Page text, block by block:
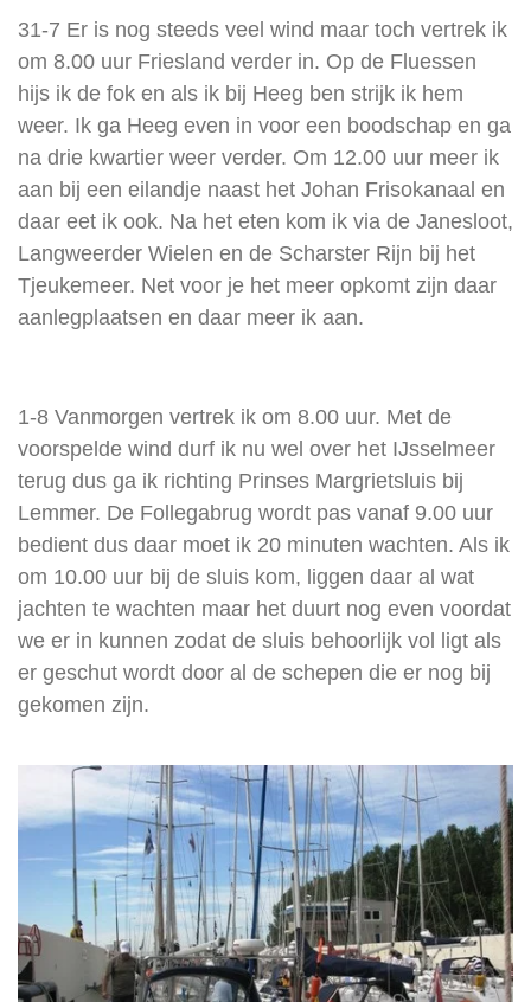
31-7 Er is nog steeds veel wind maar toch vertrek ik
om 8.00 uur Friesland verder in. Op de Fluessen
hijs ik de fok en als ik bij Heeg ben strijk ik hem
weer. Ik ga Heeg even in voor een boodschap en ga
na drie kwartier weer verder. Om 12.00 uur meer ik
aan bij een eilandje naast het Johan Frisokanaal en
daar eet ik ook. Na het eten kom ik via de Janesloot,
Langweerder Wielen en de Scharster Rijn bij het
Tjeukemeer. Net voor je het meer opkomt zijn daar
aanlegplaatsen en daar meer ik aan.
1-8 Vanmorgen vertrek ik om 8.00 uur. Met de
voorspelde wind durf ik nu wel over het IJsselmeer
terug dus ga ik richting Prinses Margrietsluis bij
Lemmer. De Follegabrug wordt pas vanaf 9.00 uur
bedient dus daar moet ik 20 minuten wachten. Als ik
om 10.00 uur bij de sluis kom, liggen daar al wat
jachten te wachten maar het duurt nog even voordat
we er in kunnen zodat de sluis behoorlijk vol ligt als
er geschut wordt door al de schepen die er nog bij
gekomen zijn.